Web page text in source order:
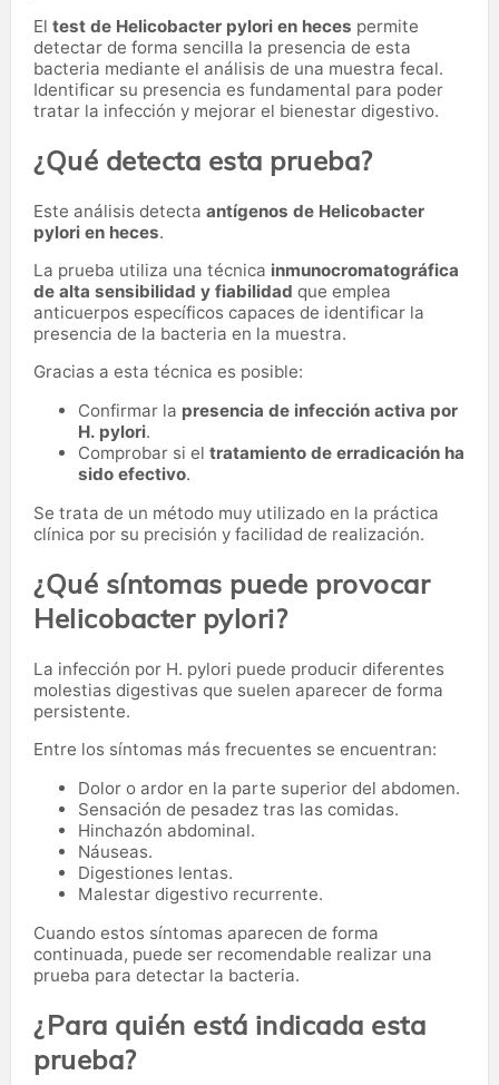
El test de Helicobacter pylori en heces permite
detectar de forma sencilla la presencia de esta
bacteria mediante el análisis de una muestra fecal.
Identificar su presencia es fundamental para poder
tratar la infección y mejorar el bienestar digestivo.
¿Qué detecta esta prueba?
Este análisis detecta antígenos de Helicobacter
pylori en heces.
La prueba utiliza una técnica inmunocromatográfica
de alta sensibilidad y fiabilidad que emplea
anticuerpos específicos capaces de identificar la
presencia de la bacteria en la muestra.
Gracias a esta técnica es posible:
Confirmar la presencia de infección activa por
H. pylori.
Comprobar si el tratamiento de erradicación ha
sido efectivo.
Se trata de un método muy utilizado en la práctica
clínica por su precisión y facilidad de realización.
¿Qué síntomas puede provocar
Helicobacter pylori?
La infección por H. pylori puede producir diferentes
molestias digestivas que suelen aparecer de forma
persistente.
Entre los síntomas más frecuentes se encuentran:
Dolor o ardor en la parte superior del abdomen.
Sensación de pesadez tras las comidas.
Hinchazón abdominal.
Náuseas.
Digestiones lentas.
Malestar digestivo recurrente.
Cuando estos síntomas aparecen de forma
continuada, puede ser recomendable realizar una
prueba para detectar la bacteria.
¿Para quién está indicada esta
prueba?